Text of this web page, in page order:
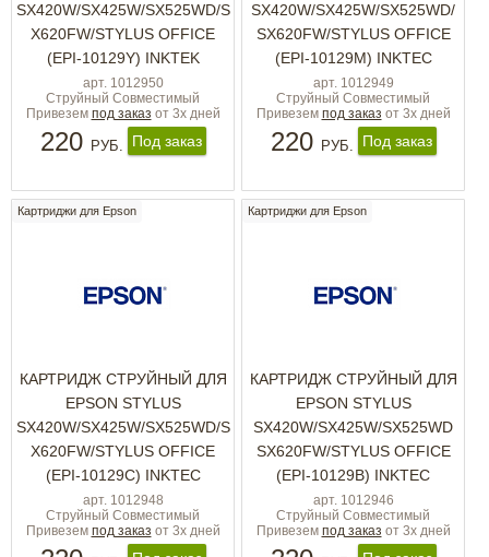
SX420W/SX425W/SX525WD/S
X620FW/STYLUS OFFICE
(EPI-10129Y) INKTEK
арт. 1012950
Струйный Совместимый
Привезем под заказ от 3х дней
220 РУБ. Под заказ
SX420W/SX425W/SX525WD/
SX620FW/STYLUS OFFICE
(EPI-10129M) INKTEC
арт. 1012949
Струйный Совместимый
Привезем под заказ от 3х дней
220 РУБ. Под заказ
Картриджи для Epson
КАРТРИДЖ СТРУЙНЫЙ ДЛЯ
EPSON STYLUS
SX420W/SX425W/SX525WD/S
X620FW/STYLUS OFFICE
(EPI-10129C) INKTEC
арт. 1012948
Струйный Совместимый
Привезем под заказ от 3х дней
Картриджи для Epson
КАРТРИДЖ СТРУЙНЫЙ ДЛЯ
EPSON STYLUS
SX420W/SX425W/SX525WD
SX620FW/STYLUS OFFICE
(EPI-10129B) INKTEC
арт. 1012946
Струйный Совместимый
Привезем под заказ от 3х дней